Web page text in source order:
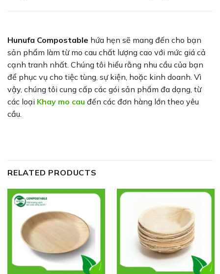
Hunufa Compostable hứa hẹn sẽ mang đến cho bạn
sản phẩm làm từ mo cau chất lượng cao với mức giá cả
cạnh tranh nhất. Chúng tôi hiểu rằng nhu cầu của bạn
để phục vụ cho tiệc tùng, sự kiện, hoặc kinh doanh. Vì
vậy, chúng tôi cung cấp các gói sản phẩm đa dạng, từ
các loại Khay mo cau đến các đơn hàng lớn theo yêu
cầu.
RELATED PRODUCTS